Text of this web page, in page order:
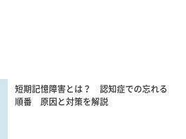
短期記憶障害とは？ 認知症での忘れる
順番 原因と対策を解説